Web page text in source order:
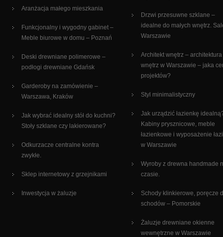
Aranżacja małego mieszkania
Funkcjonalny i wygodny gabinet –
Meble biurowe w domu – Poznań
Deski drewniane polimerowe –
podłogi drewniane Gdańsk
Garderoby na zamówienie –
Warszawa, Kraków
Jak wybrać idealny stół do kuchni?
Stoły szklane czy lakierowane?
Odkurzacze centralne kontra
zwykłe.
Sklep internetowy z grzejnikami
Inwestycja w żaluzje
Drzwi przesuwne szklane –
idealne do małych wnętrz.
Warszawie
Architekt wnętrz – architektura
wnętrz w Warszawie – jaka
projektów?
Styl minimalistyczny
Jak urządzić łazienkę
Kabiny prysznicowe, meble
łazienkowe i wyposażenie
w Warszawie
Wyroby z drewna handmade
czasie.
Schody klinkierowe, poręcze
schodów – Pomorskie
Żaluzje drewniane okienne
wewnętrzne w Warszawie